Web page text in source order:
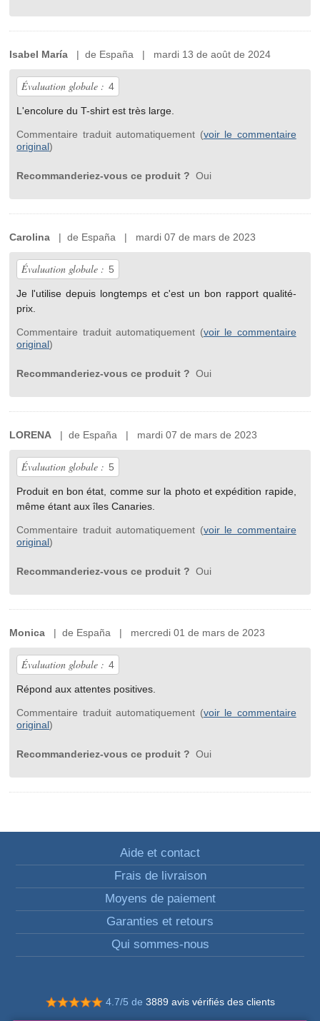
Isabel María | de España | mardi 13 de août de 2024
Évaluation globale : 4
L'encolure du T-shirt est très large.
Commentaire traduit automatiquement (voir le commentaire
original)
Recommanderiez-vous ce produit ? Oui
Carolina | de España | mardi 07 de mars de 2023
Évaluation globale : 5
Je l'utilise depuis longtemps et c'est un bon rapport qualité-
prix.
Commentaire traduit automatiquement (voir le commentaire
original)
Recommanderiez-vous ce produit ? Oui
LORENA | de España | mardi 07 de mars de 2023
Évaluation globale : 5
Produit en bon état, comme sur la photo et expédition rapide,
même étant aux îles Canaries.
Commentaire traduit automatiquement (voir le commentaire
original)
Recommanderiez-vous ce produit ? Oui
Monica | de España | mercredi 01 de mars de 2023
Évaluation globale : 4
Répond aux attentes positives.
Commentaire traduit automatiquement (voir le commentaire
original)
Recommanderiez-vous ce produit ? Oui
Aide et contact
Frais de livraison
Moyens de paiement
Garanties et retours
Qui sommes-nous
4.7/5 de 3889 avis vérifiés des clients